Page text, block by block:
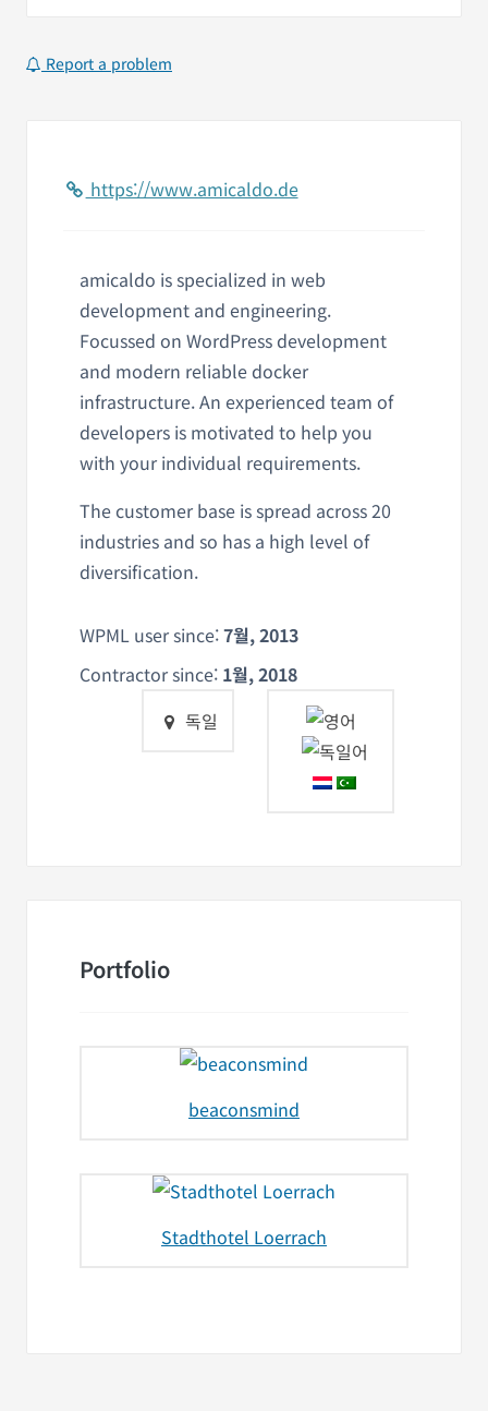
Report a problem
https://www.amicaldo.de
amicaldo is specialized in web
development and engineering.
Focussed on WordPress development
and modern reliable docker
infrastructure. An experienced team of
developers is motivated to help you
with your individual requirements.
The customer base is spread across 20
industries and so has a high level of
diversification.
WPML user since:7월, 2013
Contractor since: 1월, 2018
독일
Portfolio
beaconsmind
Stadthotel Loerrach